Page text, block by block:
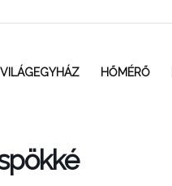
VILÁGEGYHÁZ HŐMÉRŐ